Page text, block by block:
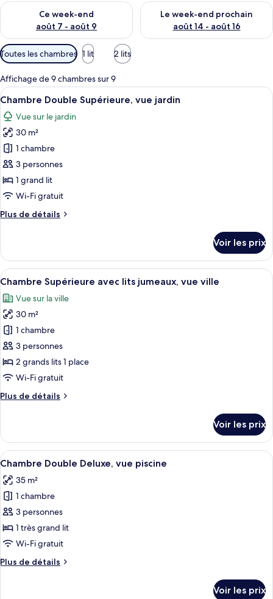
Ce week-end
août 7 - août 9
Vérifier la disponibilité pour ce week-end août 7 - août 9
Le week-end prochain
août 14 - août 16
Vérifier la disponibilité pour
Filtres
disponibles
pour
les
chambres
Toutes les chambres 1 lit 2 lits
Affichage de 9 chambres sur 9
Afficher
toutes
les
photos
pour
ce
type
de
chambre :
Chambre
vue
jardin
Chambre Double Supérieure, vue
9
Chambre Double Supérieure, vue jardin
Vue sur le jardin
30 m²
1 chambre
3 personnes
1 grand lit
Wi-Fi gratuit
Plus de détails
Plus
le
type
de
Chambre
Double
Supérieure,
vue
jardin
Voir les prix
Afficher
toutes
les
photos
pour
ce
type
de
chambre :
Chambre
lits
jumeaux,
vue
ville
Chambre Supérieure avec lits
8
Chambre Supérieure avec lits jumeaux, vue ville
Vue sur la ville
30 m²
1 chambre
3 personnes
2 grands lits 1 place
Wi-Fi gratuit
Plus de détails
Plus
le
type
de
Chambre
Supérieure
avec
lits
jumeaux,
vue
ville
Voir les prix
Afficher
toutes
les
photos
pour
ce
type
chambre :
7
Chambre Double Deluxe, vue piscine
35 m²
1 chambre
3 personnes
1 très grand lit
Wi-Fi gratuit
Plus de détails
Plus
Voir les prix